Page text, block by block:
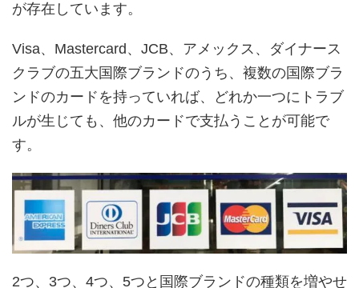
が存在しています。
Visa、Mastercard、JCB、アメックス、ダイナース
クラブの五大国際ブランドのうち、複数の国際ブラ
ンドのカードを持っていれば、どれか一つにトラブ
ルが生じても、他のカードで支払うことが可能で
す。
2つ、3つ、4つ、5つと国際ブランドの種類を増やせ